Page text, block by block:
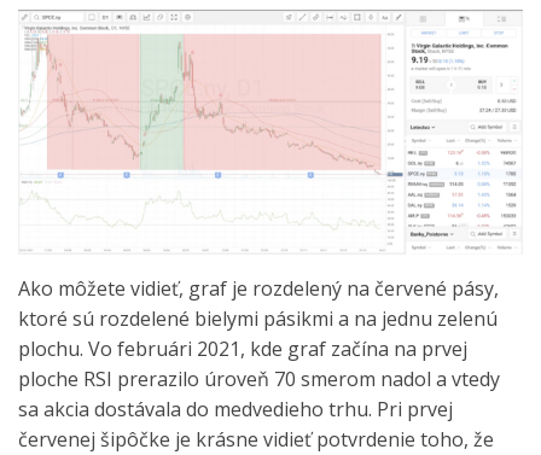
Ako môžete vidieť, graf je rozdelený na červené pásy,
ktoré sú rozdelené bielymi pásikmi a na jednu zelenú
plochu. Vo februári 2021, kde graf začína na prvej
ploche RSI prerazilo úroveň 70 smerom nadol a vtedy
sa akcia dostávala do medvedieho trhu. Pri prvej
červenej šipôčke je krásne vidieť potvrdenie toho, že